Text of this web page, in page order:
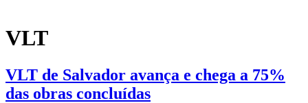
VLT
VLT de Salvador avança e chega a 75%
das obras concluídas